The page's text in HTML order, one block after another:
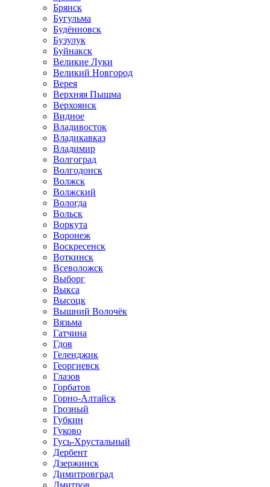
Брянск
Бугульма
Будённовск
Бузулук
Буйнакск
Великие Луки
Великий Новгород
Верея
Верхняя Пышма
Верхоянск
Видное
Владивосток
Владикавказ
Владимир
Волгоград
Волгодонск
Волжск
Волжский
Вологда
Вольск
Воркута
Воронеж
Воскресенск
Воткинск
Всеволожск
Выборг
Выкса
Высоцк
Вышний Волочёк
Вязьма
Гатчина
Гдов
Геленджик
Георгиевск
Глазов
Горбатов
Горно-Алтайск
Грозный
Губкин
Гуково
Гусь-Хрустальный
Дербент
Дзержинск
Димитровград
Дмитров